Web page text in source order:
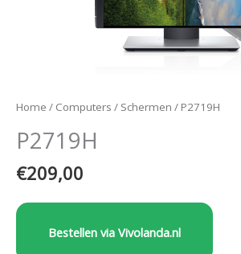
Home / Computers / Schermen / P2719H
P2719H
€209,00
Bestellen via Vivolanda.nl